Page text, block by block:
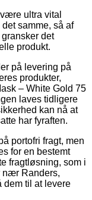
ultra vital
samme, så af
det
produkt.
på levering på
produkter,
– White Gold 75
laves tidligere
kan nå at
har fyraften.
portofri fragt, men
for en bestemt
fragtløsning, som i
nær Randers,
dem til at levere